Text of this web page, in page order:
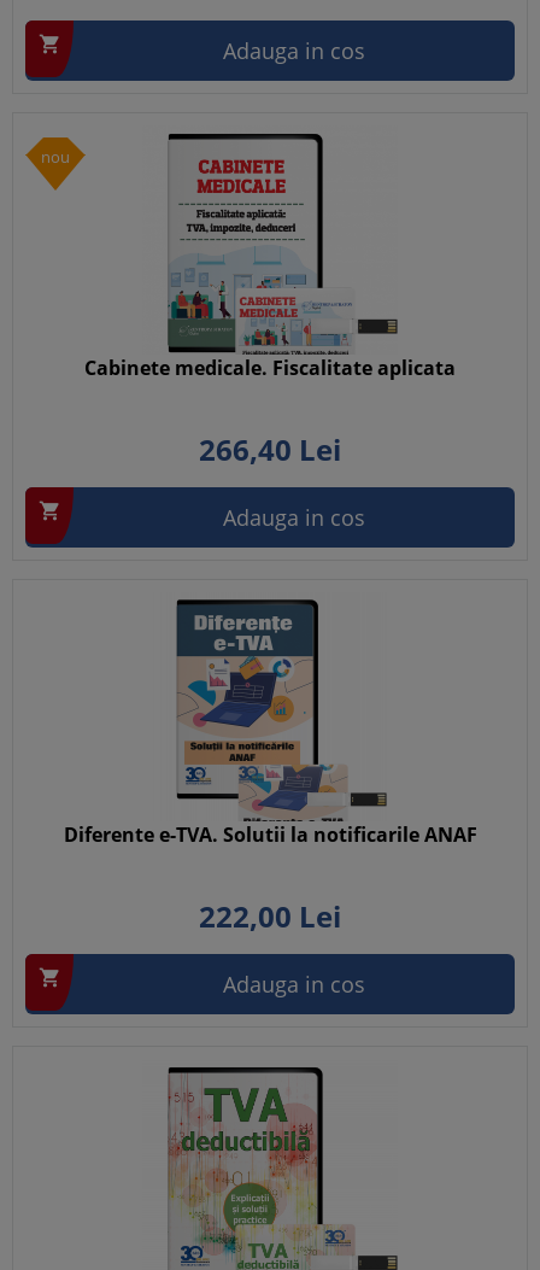
 Adauga in cos
nou
Cabinete medicale. Fiscalitate aplicata
266,40 Lei
 Adauga in cos
Diferente e-TVA. Solutii la notificarile ANAF
222,00 Lei
 Adauga in cos